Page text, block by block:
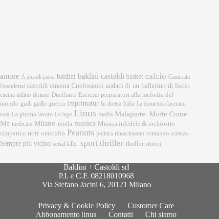
amore A piccoli passi baldini baldini castoldi basket calcio Camerata
Neandertal castoldi cinema Confessioni audaci di un ballerino di liscio
cucina delitto donne Duellanti Esercizi preparatori alla melodia del
mondo gialli giallo guerra Imprimatur In diretta Italia La domenica lasciami
sola La piuma lavoro Le lupe Linus mafia Malaparte. Morte Come
Me medicina Milano moda musica Musica infedele & inchiostro
simpatico noir omicidio Peanuts politica rinascimento romanzo scienza
Sempre più vicino serial killer sport thriller thriller storici
Baldini + Castoldi srl
P.I. e C.F. 08218010968
Via Stefano Jacini 6, 20121 Milano
Privacy & Cookie Policy
Customer Care
Abbonamento linus
Contatti Chi siamo